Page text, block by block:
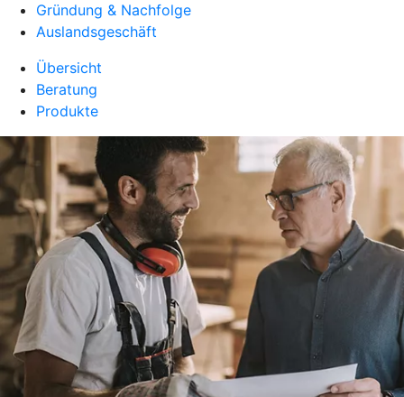
Gründung & Nachfolge
Auslandsgeschäft
Übersicht
Beratung
Produkte